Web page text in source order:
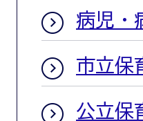
病児・
市立保
公立保